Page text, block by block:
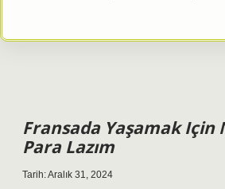
Fransada Yaşamak Için
Para Lazım
Tarih: Aralık 31, 2024